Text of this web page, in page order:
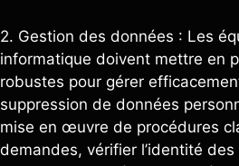
2. Gestion des données : Les
informatique doivent mettre en
robustes pour gérer
suppression de données
mise en œuvre de procédures
demandes, vérifier l’identité